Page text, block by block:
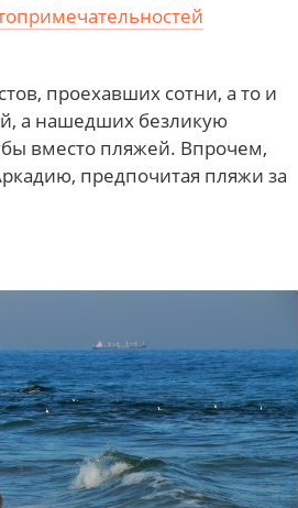
проехавших сотни, а то и
а нашедших безликую
вместо пляжей. Впрочем,
предпочитая пляжи за